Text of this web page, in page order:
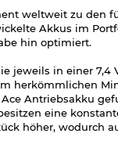
weltweit zu den
Akkus im
hin optimiert.
in einer 7,4
herkömmlichen
Antriebsakku
eine
höher, wodurch